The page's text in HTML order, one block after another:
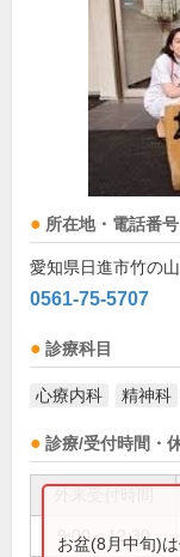
所在地・電話番号
愛知県日進市竹の
0561-75-5707
診療科目
心療内科 精神科
診療/受付時間・
9:00～12:30
お盆(8月中旬)